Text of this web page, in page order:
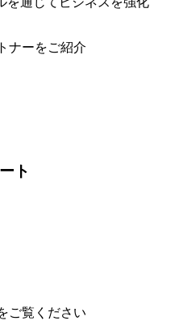
ナーをご紹介
ト
ご覧ください